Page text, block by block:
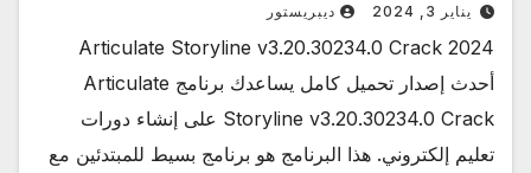
يناير 3, 2024 ديبريستور
Articulate Storyline v3.20.30234.0 Crack 2024
أحدث إصدار تحميل كامل يساعدك برنامج Articulate
Storyline v3.20.30234.0 Crack على إنشاء دورات
تعليم إلكتروني. هذا البرنامج هو برنامج بسيط للمبتدئين مع